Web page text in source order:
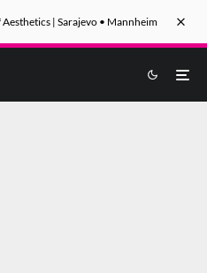
| Sarajevo • Mannheim